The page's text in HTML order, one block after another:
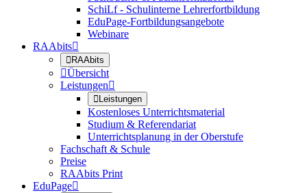
SchiLf - Schulinterne Lehrerfortbildung
EduPage-Fortbildungsangebote
Webinare
RAAbits
RAAbits
Übersicht
Leistungen
Leistungen
Kostenloses Unterrichtsmaterial
Studium & Referendariat
Unterrichtsplanung in der Oberstufe
Fachschaft & Schule
Preise
RAAbits Print
EduPage